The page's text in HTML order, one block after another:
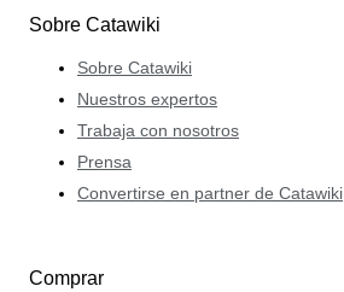
Sobre Catawiki
Sobre Catawiki
Nuestros expertos
Trabaja con nosotros
Prensa
Convertirse en partner de Catawiki
Comprar